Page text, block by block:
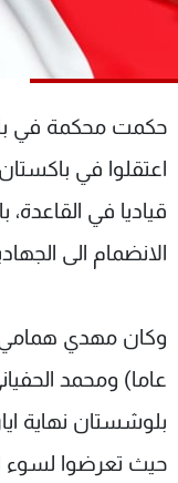
حكمت محكمة في
قياديا في
الانضمام الى
حيث تعرضوا لسوء
شاهد البرامج
عن MTV
لاعلاناتكم